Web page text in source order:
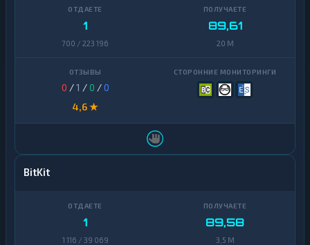
1
700 / 223 196
89,61
20 M
0 /1 /0 /0
4,6 ★
BitKit
1
1 116 / 39 069
89,58
3,5 M